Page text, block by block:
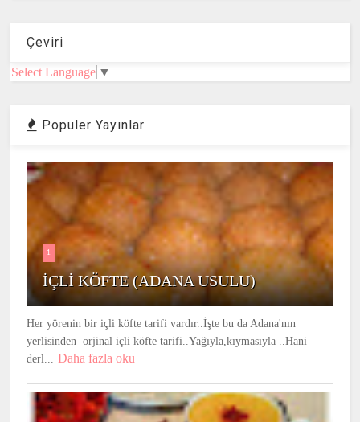
Çeviri
Select Language ▼
Populer Yayınlar
1
İÇLİ KÖFTE (ADANA USULU)
Her yörenin bir içli köfte tarifi vardır..İşte bu da Adana'nın
yerlisinden orjinal içli köfte tarifi..Yağıyla,kıymasıyla ..Hani
derl... Daha fazla oku